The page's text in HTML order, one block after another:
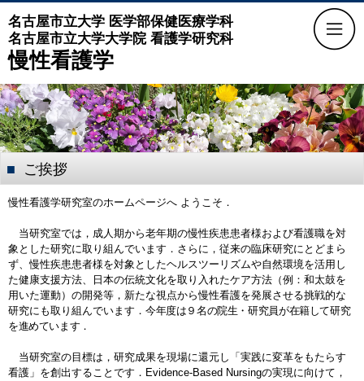
名古屋市立大学 医学部保健医療学科
名古屋市立大学大学院 看護学研究科
慢性看護学
ご挨拶
慢性看護学研究室のホームページへ ようこそ．
当研究室では，成人期から老年期の慢性疾患患者様および看護職を対
象とした研究に取り組んでいます．さらに，従来の臨床研究にとどまら
ず、慢性疾患患者様を対象としたヘルスツーリズムや自然環境を活用し
た健康支援方法、日本の伝統文化を取り入れたケア方法（例：和太鼓を
用いた運動）の開発等，新たな視点から慢性看護を発展させる挑戦的な
研究にも取り組んでいます． 今年度は９名の院生・研究員が在籍して研究
を進めています．
当研究室の目標は，研究成果を現場に還元し「実践に変革をもたらす
看護」を創出することです．Evidence-Based Nursingの実現に向けて，